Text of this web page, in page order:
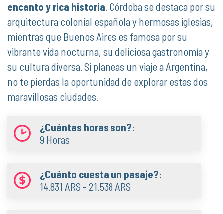
encanto y rica historia. Córdoba se destaca por su
arquitectura colonial española y hermosas iglesias,
mientras que Buenos Aires es famosa por su
vibrante vida nocturna, su deliciosa gastronomía y
su cultura diversa. Si planeas un viaje a Argentina,
no te pierdas la oportunidad de explorar estas dos
maravillosas ciudades.
¿Cuántas horas son?:
9 Horas
¿Cuánto cuesta un pasaje?:
14.831 ARS - 21.538 ARS